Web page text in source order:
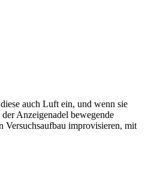
auch Luft ein, und wenn sie
Anzeigenadel bewegende
Versuchsaufbau improvisieren, mit